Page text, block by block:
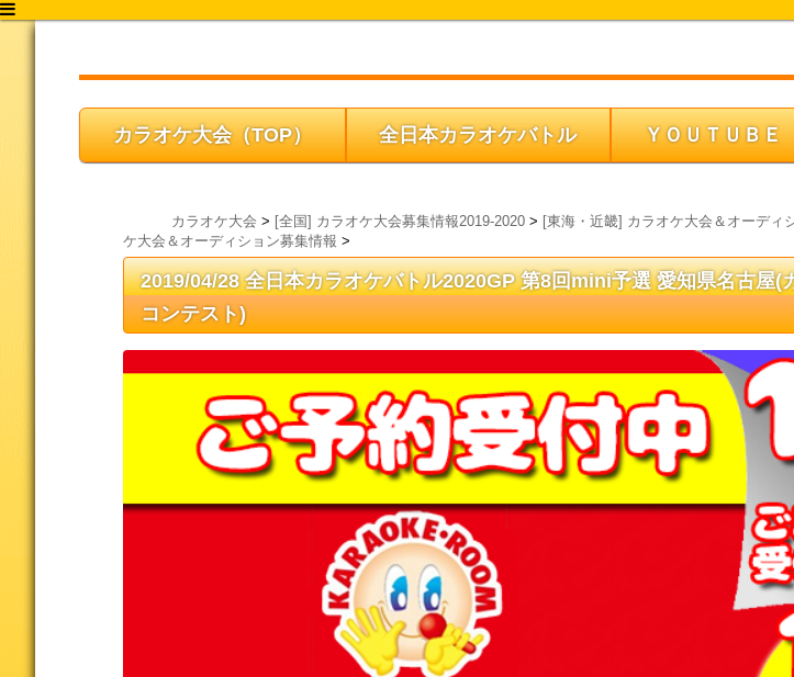
カラオケ大会（TOP） 全日本カラオケバトル ＹＯＵＴＵＢＥ
カラオケ大会 > [全国] カラオケ大会募集情報2019-2020 > [東海・近畿] カラオケ大会＆オーディ
ケ大会＆オーディション募集情報 >
2019/04/28 全日本カラオケバトル2020GP 第8回mini予選 愛知県名古屋(
コンテスト)